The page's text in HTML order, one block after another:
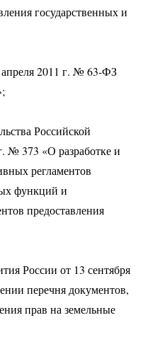
государственных и
2011 г. № 63-ФЗ
Российской
№ 373 «О разработке и
регламентов
функций и
предоставления
России от 13 сентября
перечня документов,
прав на земельные